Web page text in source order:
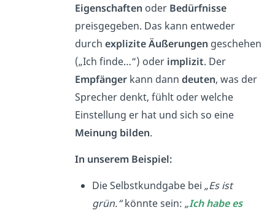
Eigenschaften oder Bedürfnisse
preisgegeben. Das kann entweder
durch explizite Äußerungen geschehen
(„Ich finde…“) oder implizit. Der
Empfängerkann dann deuten, was der
Sprecher denkt, fühlt oder welche
Einstellung er hat und sich so eine
Meinung bilden.
In unserem Beispiel:
Die Selbstkundgabe bei „Es ist
grün.“könnte sein: „Ich habe es